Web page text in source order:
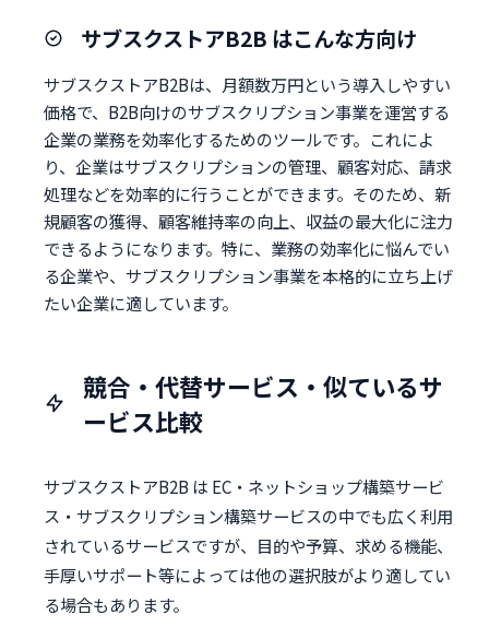
サブスクストアB2B はこんな方向け
サブスクストアB2Bは、月額数万円という導入しやすい
価格で、B2B向けのサブスクリプション事業を運営する
企業の業務を効率化するためのツールです。これによ
り、企業はサブスクリプションの管理、顧客対応、請求
処理などを効率的に行うことができます。そのため、新
規顧客の獲得、顧客維持率の向上、収益の最大化に注力
できるようになります。特に、業務の効率化に悩んでい
る企業や、サブスクリプション事業を本格的に立ち上げ
たい企業に適しています。
競合・代替サービス・似ているサ
ービス比較
サブスクストアB2B は EC・ネットショップ構築サービ
ス・サブスクリプション構築サービスの中でも広く利用
されているサービスですが、目的や予算、求める機能、
手厚いサポート等によっては他の選択肢がより適してい
る場合もあります。